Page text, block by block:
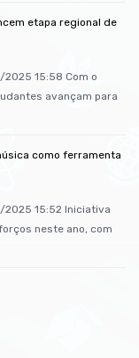
etapa regional de
2025 15:58 Com o
avançam para
como ferramenta
2025 15:52 Iniciativa
neste ano, com